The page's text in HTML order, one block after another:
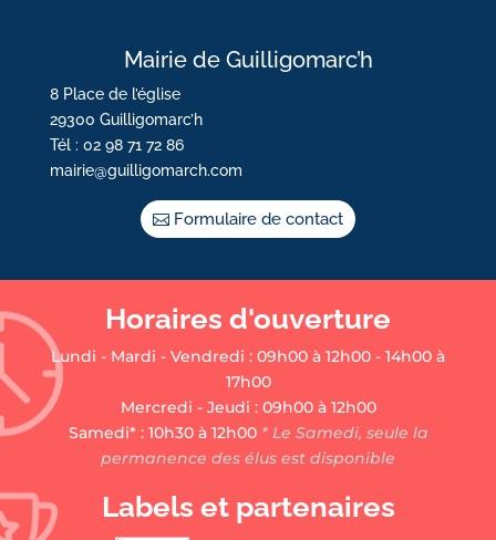
Mairie de Guilligomarc’h
8 Place de l’église
29300 Guilligomarc’h
Tél : 02 98 71 72 86
mairie@guilligomarch.com
Formulaire de contact
Horaires d'ouverture
Lundi - Mardi - Vendredi : 09h00 à 12h00 - 14h00 à
17h00
Mercredi - Jeudi : 09h00 à 12h00
Samedi* : 10h30 à 12h00* Le Samedi, seule la
permanence des élus est disponible
Labels et partenaires